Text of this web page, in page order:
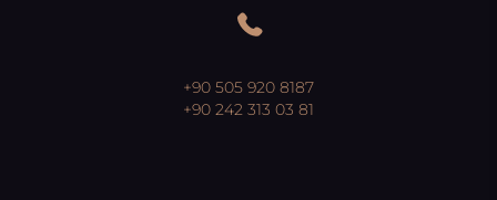
+90 505 920 8187
+90 242 313 03 81